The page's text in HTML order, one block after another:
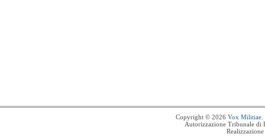
Copyright © 2026 Vox Militiae
Autorizzazione Tribunale di